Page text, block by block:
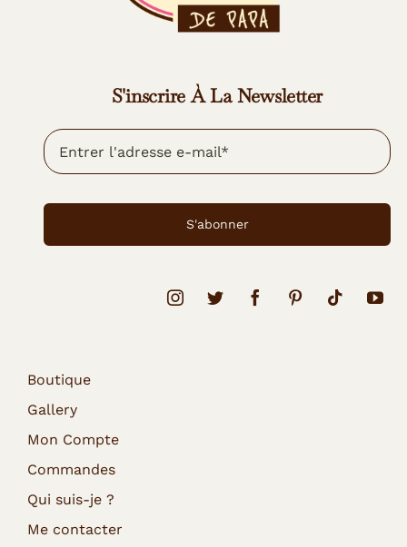
S'inscrire À La Newsletter
S'abonner
Boutique
Gallery
Mon Compte
Commandes
Qui suis-je ?
Me contacter